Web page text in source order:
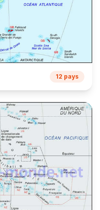
12 pays